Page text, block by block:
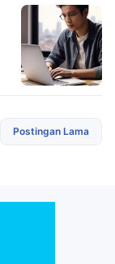
Postingan Lama